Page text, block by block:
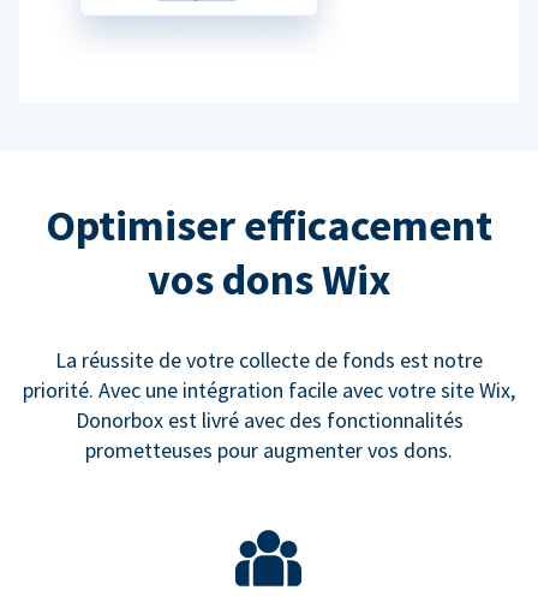
Optimiser efficacement
vos dons Wix
La réussite de votre collecte de fonds est notre
priorité. Avec une intégration facile avec votre site Wix,
Donorbox est livré avec des fonctionnalités
prometteuses pour augmenter vos dons.